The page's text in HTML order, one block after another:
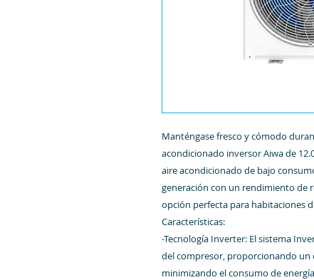
Manténgase fresco y cómodo
acondicionado inversor Aiwa de
aire acondicionado de bajo
generación con un rendimiento de
opción perfecta para habitaciones
Características:
-Tecnología Inverter: El sistema
del compresor, proporcionando
minimizando el consumo de